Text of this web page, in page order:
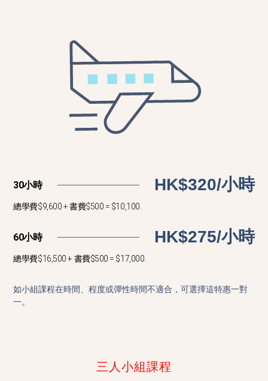
30小時 HK$320/小時
總學費$9,600 + 書費$500 = $10,100.
60小時 HK$275/小時
總學費$16,500 + 書費$500 = $17,000.
如小組課程在時間、程度或彈性時間不適合，可選擇這特惠一對
一。
三人小組課程